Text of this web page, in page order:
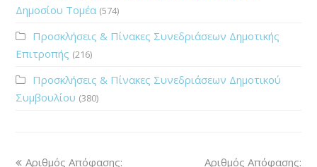
Δημοσίου Τομέα (574)
Προσκλήσεις & Πίνακες Συνεδριάσεων Δημοτικής
Επιτροπής (216)
Προσκλήσεις & Πίνακες Συνεδριάσεων Δημοτικού
Συμβουλίου (380)
Αριθμός Απόφασης:
Αριθμός Απόφασης: